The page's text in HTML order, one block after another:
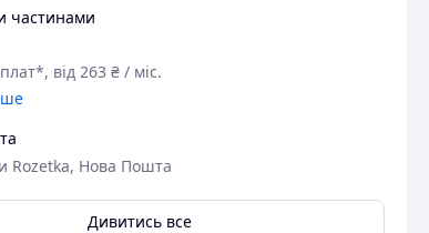
частинами
від 263 ₴ / міс.
Rozetka, Нова Пошта
Дивитись все